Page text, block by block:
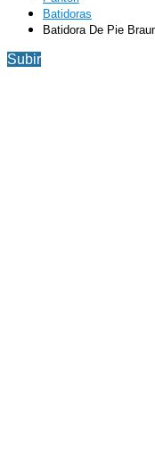
Batidoras
Batidora De Pie
Subir